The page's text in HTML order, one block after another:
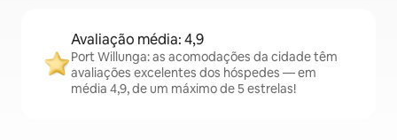
Avaliação média: 4,9
Port Willunga: as acomodações da cidade têm
avaliações excelentes dos hóspedes — em
média 4,9, de um máximo de 5 estrelas!